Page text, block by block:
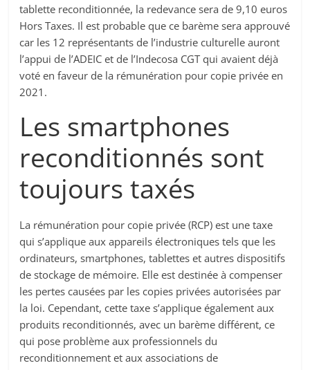
tablette reconditionnée, la redevance sera de 9,10 euros
Hors Taxes. Il est probable que ce barème sera approuvé
car les 12 représentants de l’industrie culturelle auront
l’appui de l’ADEIC et de l’Indecosa CGT qui avaient déjà
voté en faveur de la rémunération pour copie privée en
2021.
Les smartphones
reconditionnés sont
toujours taxés
La rémunération pour copie privée (RCP) est une taxe
qui s’applique aux appareils électroniques tels que les
ordinateurs, smartphones, tablettes et autres dispositifs
de stockage de mémoire. Elle est destinée à compenser
les pertes causées par les copies privées autorisées par
la loi. Cependant, cette taxe s’applique également aux
produits reconditionnés, avec un barème différent, ce
qui pose problème aux professionnels du
reconditionnement et aux associations de